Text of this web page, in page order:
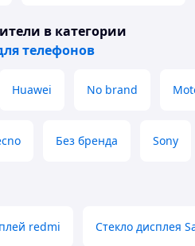
в категории
телефонов
Huawei No brand
Без бренда Sony
redmi Стекло дисплея